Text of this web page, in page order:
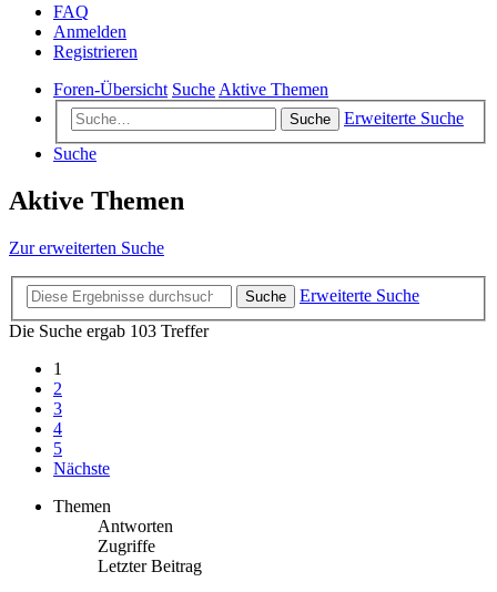
FAQ
Anmelden
Registrieren
Foren-Übersicht Suche Aktive Themen
Suche
Erweiterte Suche
Suche
Aktive Themen
Zur erweiterten Suche
Suche
Erweiterte Suche
Die Suche ergab 103 Treffer
1
2
3
4
5
Nächste
Themen
Antworten
Zugriffe
Letzter Beitrag